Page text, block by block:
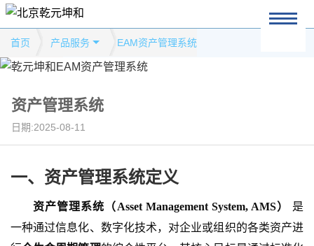
首页 产品服务 EAM资产管理系统
资产管理系统
日期:2025-08-11
一、 资产管理系统定义
资产管理系统（ Asset Management System, AMS）
是
一种通过信息化、数字化技术，对企业或组织的各类资产进